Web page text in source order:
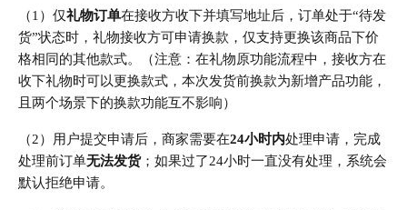
（1）仅礼物订单在接收方收下并填写地址后，订单处于“待发
货”状态时，礼物接收方可申请换款，仅支持更换该商品下价
格相同的其他款式。
（注意：在礼物原功能流程中，接收方在
收下礼物时可以更换款式，本次发货前换款为新增产品功能，
且两个场景下的换款功能互不影响）
（2）用户提交申请后，商家需要在24小时内处理申请，完成
处理前订单无法发货；如果过了24小时一直没有处理，系统会
默认拒绝申请。